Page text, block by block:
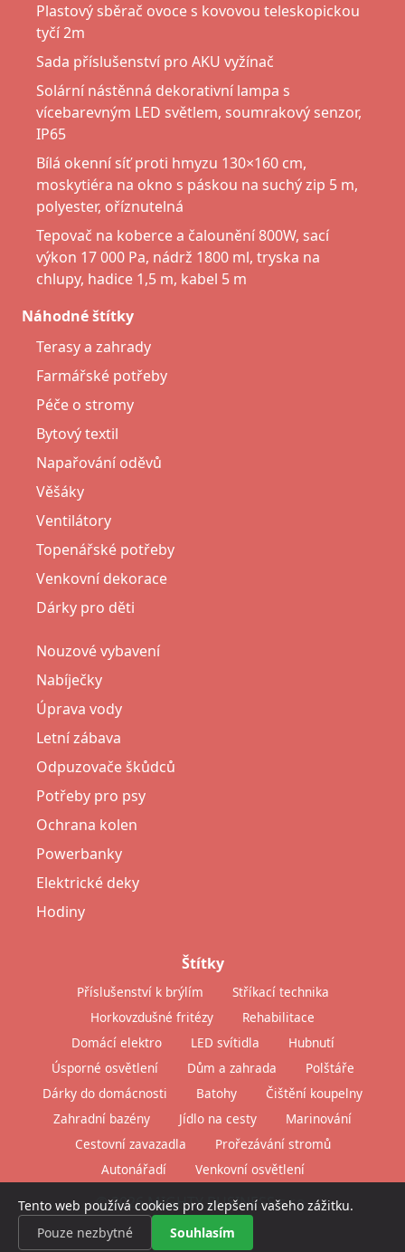
Plastový sběrač ovoce s kovovou teleskopickou
tyčí 2m
Sada příslušenství pro AKU vyžínač
Solární nástěnná dekorativní lampa s
vícebarevným LED světlem, soumrakový senzor,
IP65
Bílá okenní síť proti hmyzu 130×160 cm,
moskytiéra na okno s páskou na suchý zip 5 m,
polyester, oříznutelná
Tepovač na koberce a čalounění 800W, sací
výkon 17 000 Pa, nádrž 1800 ml, tryska na
chlupy, hadice 1,5 m, kabel 5 m
Náhodné štítky
Terasy a zahrady
Farmářské potřeby
Péče o stromy
Bytový textil
Napařování oděvů
Věšáky
Ventilátory
Topenářské potřeby
Venkovní dekorace
Dárky pro děti
Nouzové vybavení
Nabíječky
Úprava vody
Letní zábava
Odpuzovače škůdců
Potřeby pro psy
Ochrana kolen
Powerbanky
Elektrické deky
Hodiny
Štítky
Příslušenství k brýlím
Stříkací technika
Horkovzdušné fritézy
Rehabilitace
Domácí elektro
LED svítidla
Hubnutí
Úsporné osvětlení
Dům a zahrada
Polštáře
Dárky do domácnosti
Batohy
Čištění koupelny
Zahradní bazény
Jídlo na cesty
Marinování
Cestovní zavazadla
Prořezávání stromů
Autonářadí
Venkovní osvětlení
© 2026 MIGHTY BUSINESS s.r.o.
Tento web používá cookies pro zlepšení vašeho zážitku.
Pouze nezbytné
Souhlasím